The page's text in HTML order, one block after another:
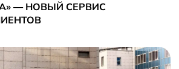
— НОВЫЙ СЕРВИС